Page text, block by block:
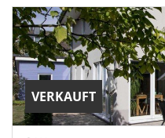
VERKAUFT